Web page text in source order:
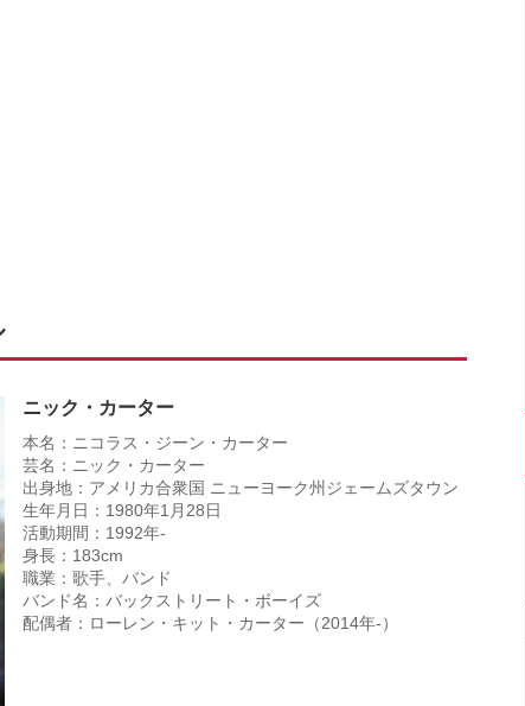
ニック・カーター
本名：ニコラス・ジーン・カーター
芸名：ニック・カーター
出身地：アメリカ合衆国 ニューヨーク州ジェームズタウン
生年月日：1980年1月28日
活動期間：1992年-
身長：183cm
職業：歌手、バンド
バンド名：バックストリート・ボーイズ
配偶者：ローレン・キット・カーター（2014年-）